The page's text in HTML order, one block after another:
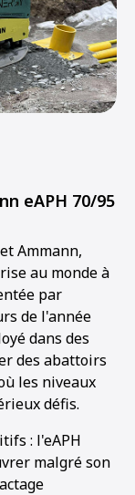
eAPH 70/95
Ammann,
au monde à
par
de l'année
dans des
des abattoirs
les niveaux
défis.
: l'eAPH
malgré son